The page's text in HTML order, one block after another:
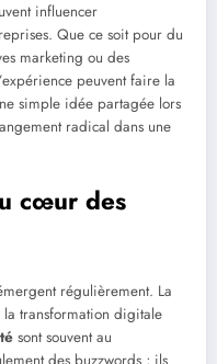
influencer
Que ce soit pour du
marketing ou des
peuvent faire la
simple idée partagée lors
radical dans une
cœur des
régulièrement. La
la transformation digitale
sont souvent au